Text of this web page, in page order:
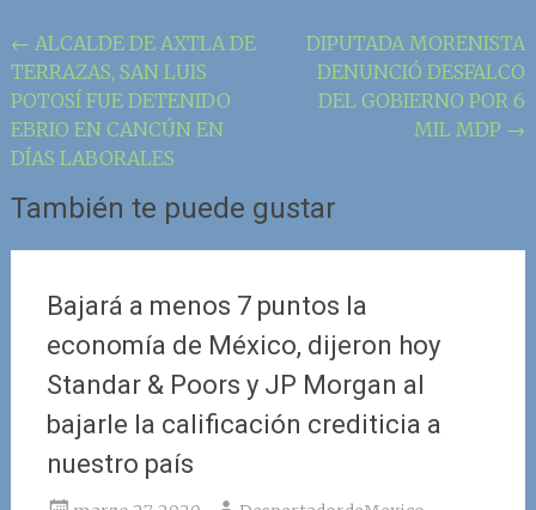
Navegación
de
la
entrada
← ALCALDE DE AXTLA DE
TERRAZAS, SAN LUIS
POTOSÍ FUE DETENIDO
EBRIO EN CANCÚN EN
DÍAS LABORALES
DIPUTADA MORENISTA
DENUNCIÓ DESFALCO
DEL GOBIERNO POR 6
MIL MDP →
También te puede gustar
Bajará a menos 7 puntos la
economía de México, dijeron hoy
Standar & Poors y JP Morgan al
bajarle la calificación crediticia a
nuestro país